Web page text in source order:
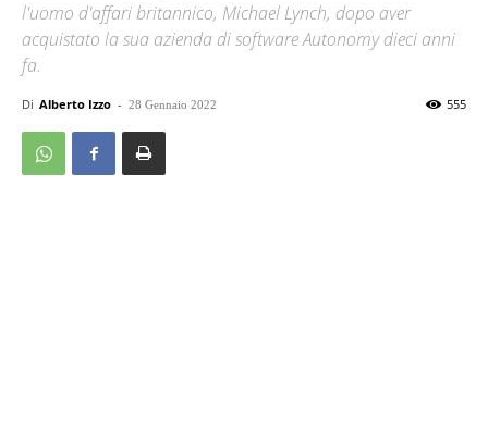
l'uomo d'affari britannico, Michael Lynch, dopo aver
acquistato la sua azienda di software Autonomy dieci anni
fa.
Di Alberto Izzo - 28 Gennaio 2022 555